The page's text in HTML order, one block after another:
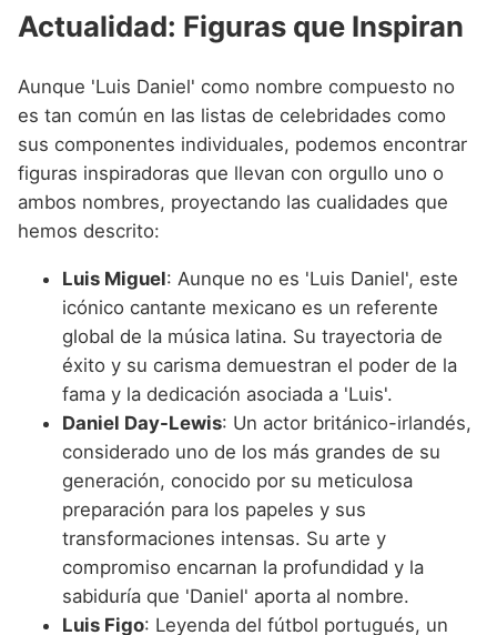
Actualidad: Figuras que Inspiran
Aunque 'Luis Daniel' como nombre compuesto no
es tan común en las listas de celebridades como
sus componentes individuales, podemos encontrar
figuras inspiradoras que llevan con orgullo uno o
ambos nombres, proyectando las cualidades que
hemos descrito:
Luis Miguel: Aunque no es 'Luis Daniel', este
icónico cantante mexicano es un referente
global de la música latina. Su trayectoria de
éxito y su carisma demuestran el poder de la
fama y la dedicación asociada a 'Luis'.
Daniel Day-Lewis: Un actor británico-irlandés,
considerado uno de los más grandes de su
generación, conocido por su meticulosa
preparación para los papeles y sus
transformaciones intensas. Su arte y
compromiso encarnan la profundidad y la
sabiduría que 'Daniel' aporta al nombre.
Luis Figo: Leyenda del fútbol portugués, un